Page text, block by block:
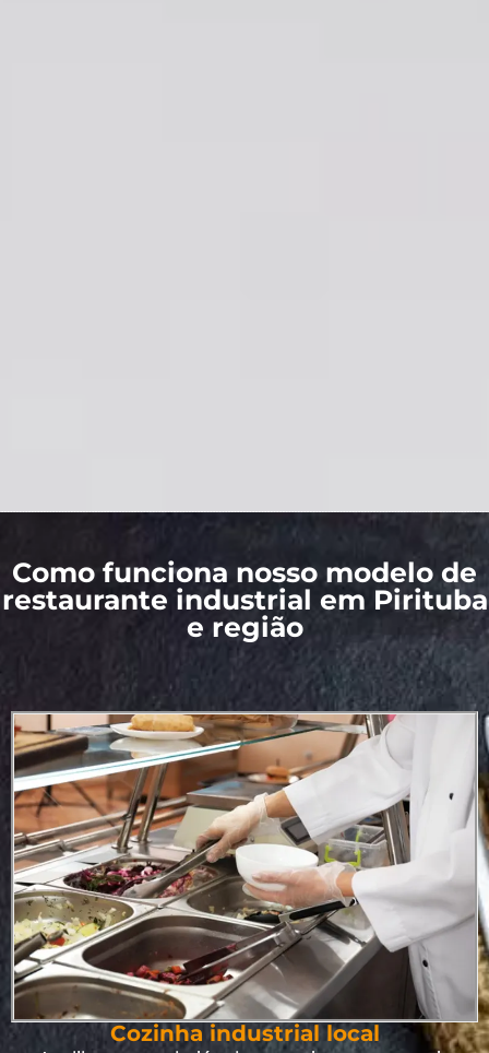
Como funciona nosso modelo de
restaurante industrial em Pirituba
e região
Cozinha industrial local